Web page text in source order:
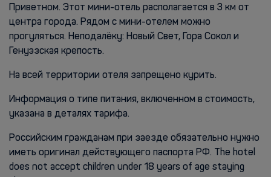
Приветном. Этот мини-отель располагается в 3 км от
центра города. Рядом с мини-отелем можно
прогуляться. Неподалёку: Новый Свет, Гора Сокол и
Генуэзская крепость.
На всей территории отеля запрещено курить.
Информация о типе питания, включенном в стоимость,
указана в деталях тарифа.
Российским гражданам при заезде обязательно нужно
иметь оригинал действующего паспорта РФ. The hotel
does not accept children under 18 years of age staying